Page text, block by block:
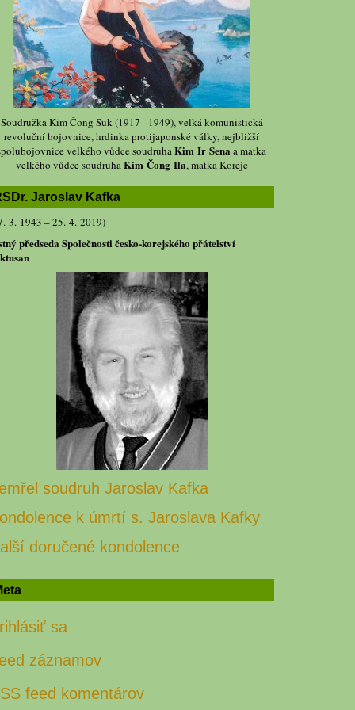
Soudružka Kim Čong Suk (1917 - 1949), velká komunistická
revoluční bojovnice, hrdinka protijaponské války, nejbližší
velkého vůdce soudruhaKim Ir Sena a matka
velkého vůdce soudruhaKim Čong Ila, matka Koreje
Jaroslav Kafka
3. 1943 – 25. 4. 2019)
předseda Společnosti česko-korejského přátelství
soudruh Jaroslav Kafka
k úmrtí s. Jaroslava Kafky
doručené kondolence
sa
záznamov
feed komentárov